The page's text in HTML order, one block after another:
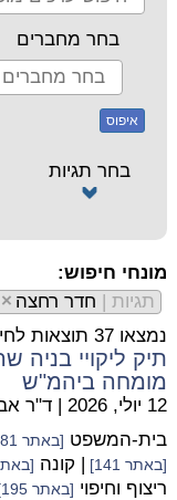
בחר מחברים
איפוס
בחר תגיות
מונחי חיפוש:
תגיות | חדר רחצה ×
נמצאו 37 תוצאות לחיפוש שבוצע
תיק ליקויי בניה
מומחה ביהמ"ש
12 יולי, 2026 | ד"ר
בית-המשפט [באתר 281]
[באתר 141] | קונה [באתר
ריצוף וחיפוי [באתר 195]